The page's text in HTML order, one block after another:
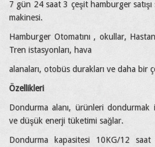
7 gün 24 saat 3 çeşit hamburger
makinesi.
Hamburger Otomatını , okullar,
Tren istasyonları, hava
alanaları, otobüs durakları ve daha bir
Özellikleri
Dondurma alanı, ürünleri dondurmak
ve düşük enerji tüketimi sağlar.
Dondurma kapasitesi 10KG/12 saat